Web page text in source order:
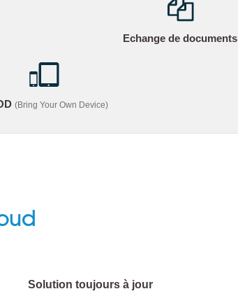
Echange de documents
(Bring Your Own Device)
Solution toujours à jour